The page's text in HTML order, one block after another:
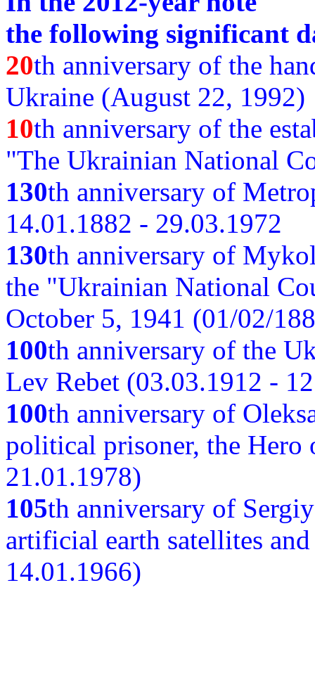
the following significant
20th anniversary of the
Ukraine (August 22, 1992)
10th anniversary of the
"The Ukrainian National
130th anniversary of
14.01.1882 - 29.03.1972
130th anniversary of
the "Ukrainian National
October 5, 1941 (01/02/
100th anniversary of the
Lev Rebet (03.03.1912 -
100th anniversary of
political prisoner, the
21.01.1978)
105th anniversary of
artificial earth satellites
14.01.1966)